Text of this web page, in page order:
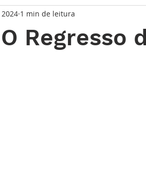
Série Grandes Complicações
Regresso
1 min de leitura